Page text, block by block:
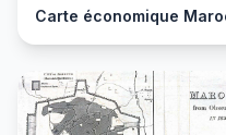
Carte économique